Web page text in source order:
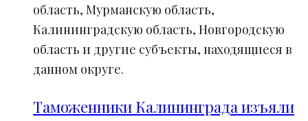
область, Мурманскую область,
Калининградскую область, Новгородскую
область и другие субъекты, находящиеся в
данном округе.
Таможенники Калининграда изъяли